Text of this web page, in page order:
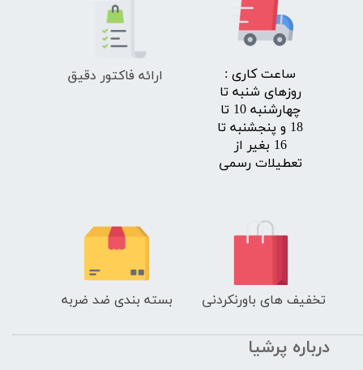
​ساعت کاری :
روزهای شنبه تا
چهارشنبه 10 تا
18 و پنجشنبه تا
16 بغیر از
تعطیلات رسمی
تخفیف های باورنکردنی بسته بندی ضد ضربه
ارائه فاکتور دقیق
درباره پرشیا